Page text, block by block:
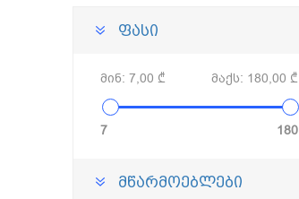
ფასი
მინ: 7,00 ₾ მაქს: 180,00 ₾
7 180
მწარმოებლები